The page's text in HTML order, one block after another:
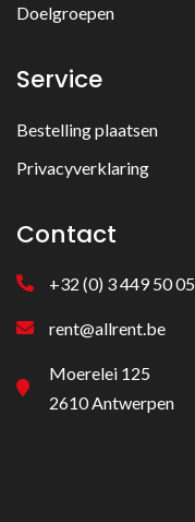
Doelgroepen
Service
Bestelling plaatsen
Privacyverklaring
Contact
+32 (0) 3 449 50 05
rent@allrent.be
Moerelei 125
2610 Antwerpen